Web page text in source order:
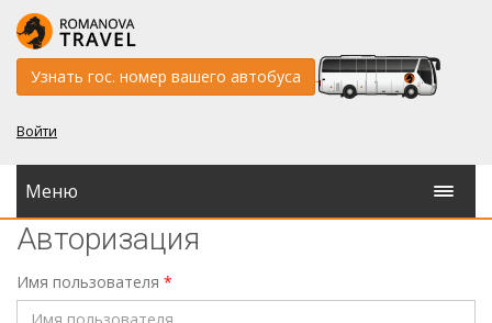
Узнать гос. номер вашего автобуса
Войти
Меню
Авторизация
Имя пользователя *